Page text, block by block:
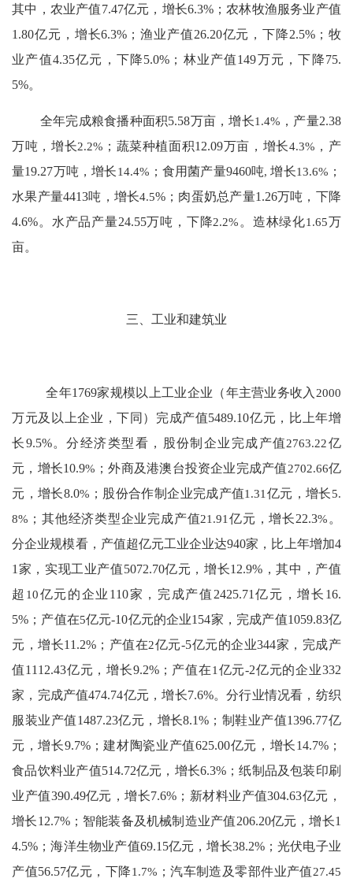
其中，农业产值7.47亿元，增长6.3%；农林牧渔服务业产值
1.80亿元，增长6.3% ；渔业产值26.20亿元，下降2.5%；牧
业产值4.35亿元，下降5.0% ；林业产值149万元，下降75.
5%。
全年完成粮食播种面积5.58万亩 ，增长1.4% ， 产量2.38
万吨， 增长2.2% ；蔬菜种植面积12.09万亩 ，增长4.3% ， 产
量19.27万吨 ，增长14.4% ；食用菌产量9460吨,增长13.6% ；
水果产量4413吨， 增长4.5% ； 肉蛋奶总产量1.26万吨，下降
4.6%。 水产品产量24.55万吨， 下降2.2% 。造林绿化1.65万
亩。
三、工业和建筑业
全年1769家规模以上工业企业（年主营业务收入 2000
万元及以上企业，下同）完成产值5489.10亿元，比上年增
长9.5%。分经济类型看，股份制企业 完成产值2763.22亿
元，增长10.9% ；外商及港澳台投资企业完成产值2702.66亿
元，增长8.0% ；股份合作制企业完成产值1.31 亿元 ，增长5.
8% ；其他经济类型企业完成产值21.91 亿元，增长22.3% 。
分企业规模看，产值超亿元工业企业达940家，比上年增加4
1 家，实现工业产值5072.70亿元，增长12.9% ，其中，产值
超 10亿元的企业 110家， 完成产值 2425.71 亿元，增长 16.
5% ；产值在5亿元-10亿元的企业154家， 完成产值1059.83亿
元，增长11.2% ；产值在2亿元-5亿元的企业344家， 完成产
值1112.43亿元，增长9.2%；产值在1 亿元-2亿元的企业332
家， 完成产值474.74亿元，增长7.6%。分行业情况看，纺织
服装业产值1487.23亿元，增长8.1% ；制鞋业产值1396.77亿
元，增长9.7%；建材陶瓷业产值625.00亿元，增长14.7%；
食品饮料业产值514.72亿元，增长6.3% ；纸制品及包装印刷
业产值390.49亿元，增长7.6% ；新材料业产值304.63亿元，
增长12.7%； 智能装备及机械制造业产值206.20亿元，增长1
4.5% ；海洋生物业产值69.15亿元，增长38.2%；光伏电子业
产值56.57亿元， 下降1.7% ； 汽车制造及零部件业产值27.45